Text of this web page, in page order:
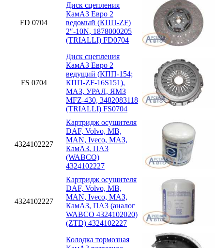
FD 0704
Диск сцепления
КамАЗ Евро 2
ведомый (КПП-ZF)
2″-10N, 1878000205
(TRIALLI) FD0704
FS 0704
Диск сцепления
КамАЗ Евро 2
ведущий (КПП-154;
КПП-ZF-16S151),
МАЗ, УРАЛ, ЯМЗ
MFZ-430, 3482083118
(TRIALLI) FS0704
4324102227
Картридж осушителя
DAF, Volvo, MB,
MAN, Iveco, МАЗ,
КамАЗ, ПА3
(WABCO)
4324102227
4324102227
Картридж осушителя
DAF, Volvo, MB,
MAN, Iveco, МАЗ,
КамАЗ, ПА3 (аналог
WABCO 4324102020)
(ZTD) 4324102227
Колодка тормозная